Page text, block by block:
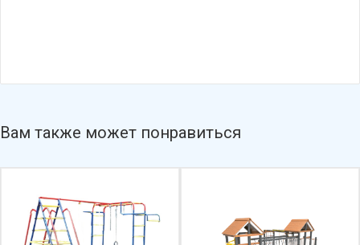
Вам также может понравиться